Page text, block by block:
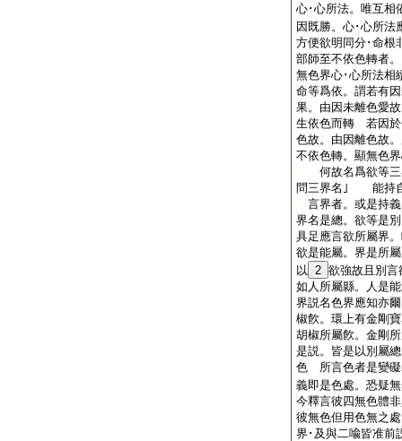
心･心所法。唯互
因既勝。心･心所法
方便欲明同分･命
部師至不依色轉者
無色界心･心所法相
命等爲依。謂若有
果。由因未離色愛
生依色而轉 若因於
色故。由因離色故
不依色轉。顯無色
何故名爲欲等三
問三界名｣ 能持自
言界者。或是持
界名是總。欲等是
具足應言欲所屬界
欲是能屬。界是所
以 2 欲強故且別言
如人所屬縣。人是
界説名色界應知亦
椒飮。環上有金剛
胡椒所屬飮。金剛
是説。皆是以別屬
色 所言色者是變礙
義即是色處。恐疑
今釋言彼四無色體
彼無色但用色無之
界･及與二喩皆准